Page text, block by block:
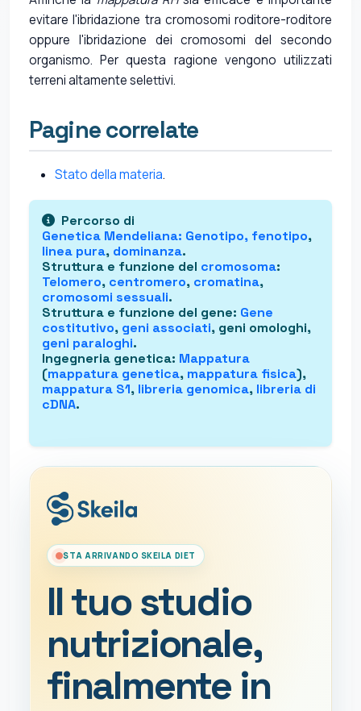
evitare l'ibridazione tra cromosomi roditore-roditore
oppure l'ibridazione dei cromosomi del secondo
organismo. Per questa ragione vengono utilizzati
terreni altamente selettivi.
Pagine correlate
Stato della materia.
Percorso di
Genetica Mendeliana: Genotipo, fenotipo,
linea pura, dominanza.
Struttura e funzione del cromosoma:
Telomero, centromero, cromatina,
cromosomi sessuali.
Struttura e funzione del gene: Gene
costitutivo, geni associati, geni omologhi,
geni paraloghi.
Ingegneria genetica: Mappatura
(mappatura genetica, mappatura fisica),
mappatura S1, libreria genomica, libreria di
cDNA.
STA ARRIVANDO SKEILA DIET
Il tuo studio
nutrizionale,
finalmente in